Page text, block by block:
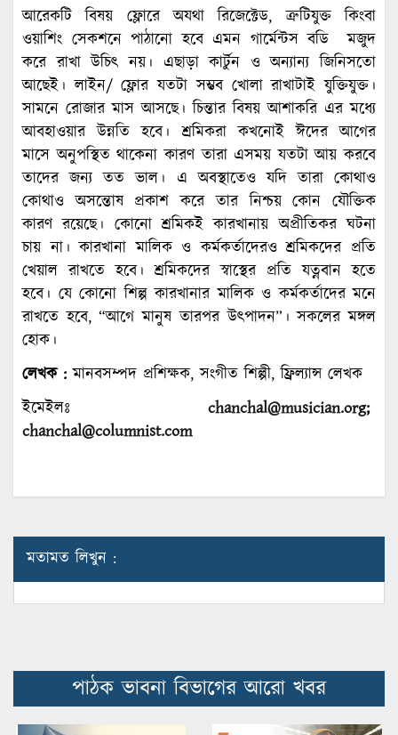
আরেকটি বিষয় ফ্লোরে অযথা রিজেক্টেড, ত্রুটিযুক্ত কিংবা
ওয়াশিং সেকশনে পাঠানো হবে এমন গার্মেন্টস বডি মজুদ
করে রাখা উচিৎ নয়। এছাড়া কার্টুন ও অন্যান্য জিনিসতো
আছেই। লাইন/ ফ্লোর যতটা সম্ভব খোলা রাখাটাই যুক্তিযুক্ত।
সামনে রোজার মাস আসছে। চিন্তার বিষয় আশাকরি এর মধ্যে
আবহাওয়ার উন্নতি হবে। শ্রমিকরা কখনোই ঈদের আগের
মাসে অনুপস্থিত থাকেনা কারণ তারা এসময় যতটা আয় করবে
তাদের জন্য তত ভাল। এ অবস্থাতেও যদি তারা কোথাও
কোথাও অসন্তোষ প্রকাশ করে তার নিশ্চয় কোন যৌক্তিক
কারণ রয়েছে। কোনো শ্রমিকই কারখানায় অপ্রীতিকর ঘটনা
চায় না। কারখানা মালিক ও কর্মকর্তাদেরও শ্রমিকদের প্রতি
খেয়াল রাখতে হবে। শ্রমিকদের স্বাস্থের প্রতি যত্নবান হতে
হবে। যে কোনো শিল্প কারখানার মালিক ও কর্মকর্তাদের মনে
রাখতে হবে, “আগে মানুষ তারপর উৎপাদন”। সকলের মঙ্গল
হোক।
লেখক : মানবসম্পদ প্রশিক্ষক, সংগীত শিল্পী, ফ্রিল্যান্স লেখক
ইমেইলঃ chanchal@musician.org;
chanchal@columnist.com
মতামত লিখুন :
পাঠক ভাবনা বিভাগের আরো খবর